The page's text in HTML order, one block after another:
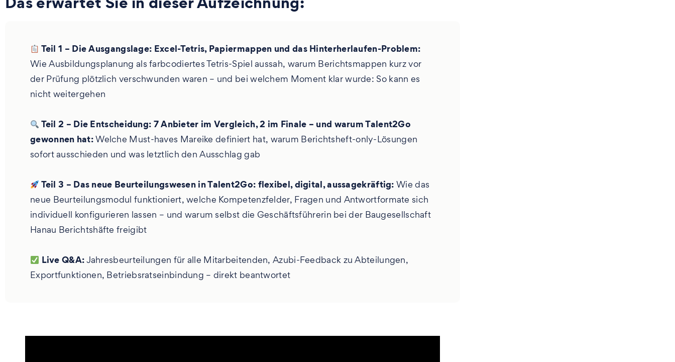
Teil 1 – Die Ausgangslage: Excel-Tetris, Papiermappen und das Hinterherlaufen-Problem:
Wie Ausbildungsplanung als farbcodiertes Tetris-Spiel aussah, warum Berichtsmappen kurz vor
der Prüfung plötzlich verschwunden waren – und bei welchem Moment klar wurde: So kann es
nicht weitergehen
Teil 2 – Die Entscheidung: 7 Anbieter im Vergleich, 2 im Finale – und warum Talent2Go
gewonnen hat:Welche Must-haves Mareike definiert hat, warum Berichtsheft-only-Lösungen
sofort ausschieden und was letztlich den Ausschlag gab
Teil 3 – Das neue Beurteilungswesen in Talent2Go: flexibel, digital, aussagekräftig: Wie das
neue Beurteilungsmodul funktioniert, welche Kompetenzfelder, Fragen und Antwortformate sich
individuell konfigurieren lassen – und warum selbst die Geschäftsführerin bei der Baugesellschaft
Hanau Berichtshäfte freigibt
Live Q&A:Jahresbeurteilungen für alle Mitarbeitenden, Azubi-Feedback zu Abteilungen,
Exportfunktionen, Betriebsratseinbindung – direkt beantwortet